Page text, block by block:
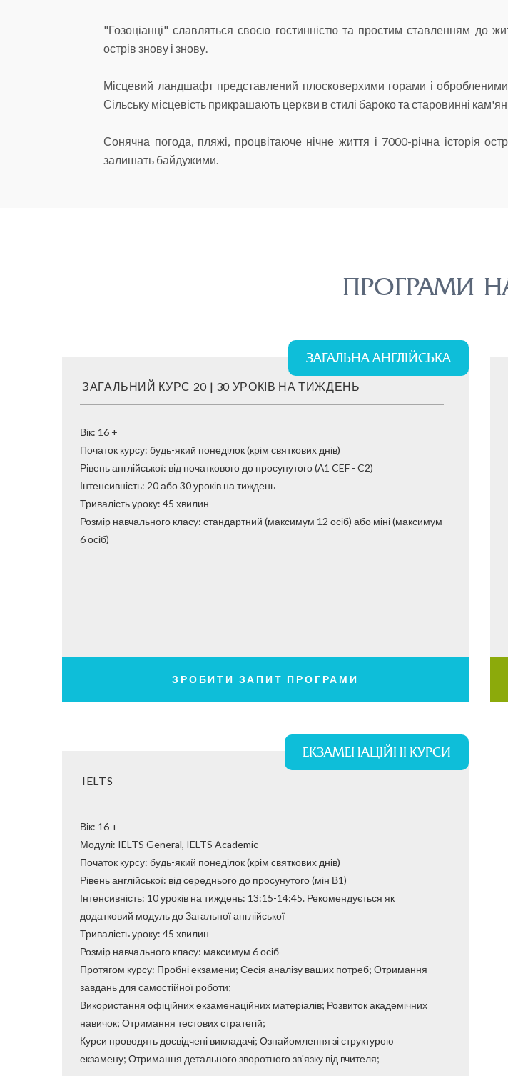
"Гозоціанці" славляться своєю гостинністю та простим ставленням до
острів знову і знову.
Місцевий ландшафт представлений плосковерхими горами і
Сільську місцевість прикрашають церкви в стилі бароко та старовинні
Сонячна погода, пляжі, процвітаюче нічне життя і 7000-річна історія
залишать байдужими.
ПРОГРАМИ
ЗАГАЛЬНА АНГЛІЙСЬКА
ЗАГАЛЬНИЙ КУРС 20 | 30 УРОКІВ НА ТИЖДЕНЬ
Вік: 16 +
Початок курсу: будь-який понеділок (крім святкових днів)
Рівень англійської: від початкового до просунутого (А1 CEF - C2)
Інтенсивність: 20 або 30 уроків на тиждень
Тривалість уроку: 45 хвилин
​​​​​​​Розмір навчального класу: стандартний (максимум 12 осіб) або міні (максимум
6 осіб)
ЗРОБИТИ ЗАПИТ ПРОГРАМИ
ЕКЗАМЕНАЦІЙНІ КУРСИ
IELTS
Вік: 16 +
​​​​​​​Модулі: IELTS General, IELTS Academic
Початок курсу: будь-який понеділок (крім святкових днів)
Рівень англійської: від середнього до просунутого (мін В1)
Інтенсивність: 10 уроків на тиждень: 13:15-14:45. Рекомендується як
додатковий модуль до Загальної англійської
Тривалість уроку: 45 хвилин
​​​​​​​Розмір навчального класу: максимум 6 осіб
Протягом курсу: Пробні екзамени; Сесія аналізу ваших потреб; Отримання
завдань для самостійної роботи;
Використання офіційних екзаменаційних матеріалів; Розвиток академічних
навичок; Отримання тестових стратегій;
Курси проводять досвідчені викладачі; Ознайомлення зі структурою
екзамену; Отримання детального зворотного зв'язку від вчителя;